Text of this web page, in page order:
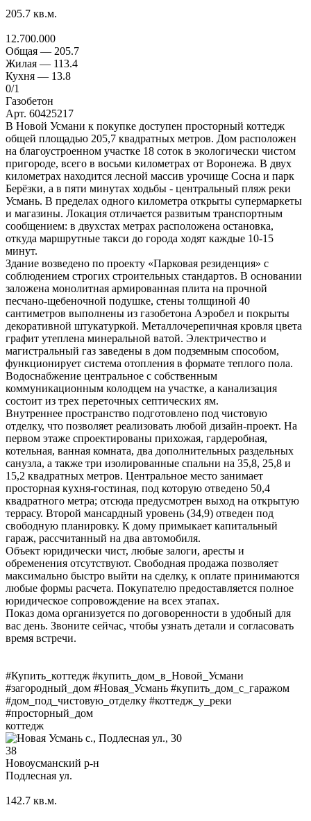
205.7 кв.м.
12.700.000
Общая — 205.7
Жилая — 113.4
Кухня — 13.8
0/1
Газобетон
Арт. 60425217
В Новой Усмани к покупке доступен просторный коттедж
общей площадью 205,7 квадратных метров. Дом расположен
на благоустроенном участке 18 соток в экологически чистом
пригороде, всего в восьми километрах от Воронежа. В двух
километрах находится лесной массив урочище Сосна и парк
Берёзки, а в пяти минутах ходьбы - центральный пляж реки
Усмань. В пределах одного километра открыты супермаркеты
и магазины. Локация отличается развитым транспортным
сообщением: в двухстах метрах расположена остановка,
откуда маршрутные такси до города ходят каждые 10-15
минут.
Здание возведено по проекту «Парковая резиденция» с
соблюдением строгих строительных стандартов. В основании
заложена монолитная армированная плита на прочной
песчано-щебеночной подушке, стены толщиной 40
сантиметров выполнены из газобетона Аэробел и покрыты
декоративной штукатуркой. Металлочерепичная кровля цвета
графит утеплена минеральной ватой. Электричество и
магистральный газ заведены в дом подземным способом,
функционирует система отопления в формате теплого пола.
Водоснабжение центральное с собственным
коммуникационным колодцем на участке, а канализация
состоит из трех переточных септических ям.
Внутреннее пространство подготовлено под чистовую
отделку, что позволяет реализовать любой дизайн-проект. На
первом этаже спроектированы прихожая, гардеробная,
котельная, ванная комната, два дополнительных раздельных
санузла, а также три изолированные спальни на 35,8, 25,8 и
15,2 квадратных метров. Центральное место занимает
просторная кухня-гостиная, под которую отведено 50,4
квадратного метра; отсюда предусмотрен выход на открытую
террасу. Второй мансардный уровень (34,9) отведен под
свободную планировку. К дому примыкает капитальный
гараж, рассчитанный на два автомобиля.
Объект юридически чист, любые залоги, аресты и
обременения отсутствуют. Свободная продажа позволяет
максимально быстро выйти на сделку, к оплате принимаются
любые формы расчета. Покупателю предоставляется полное
юридическое сопровождение на всех этапах.
Показ дома организуется по договоренности в удобный для
вас день. Звоните сейчас, чтобы узнать детали и согласовать
время встречи.
#Купить_коттедж #купить_дом_в_Новой_Усмани
#загородный_дом #Новая_Усмань #купить_дом_с_гаражом
#дом_под_чистовую_отделку #коттедж_у_реки
#просторный_дом
коттедж
38
Новоусманский р-н
Подлесная ул.
142.7 кв.м.